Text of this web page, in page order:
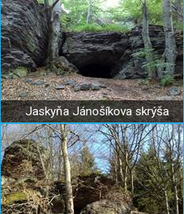
Jaskyňa Jánošíkova skrýša